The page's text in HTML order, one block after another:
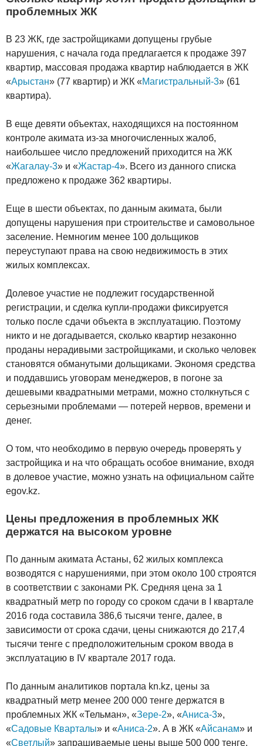
проблемных ЖК
В 23 ЖК, где застройщиками допущены грубые
нарушения, с начала года предлагается к продаже 397
квартир, массовая продажа квартир наблюдается в ЖК
«Арыстан» (77 квартир) и ЖК «Магистральный-3» (61
квартира).
В еще девяти объектах, находящихся на постоянном
контроле акимата из-за многочисленных жалоб,
наибольшее число предложений приходится на ЖК
«Жагалау-3» и «Жастар-4». Всего из данного списка
предложено к продаже 362 квартиры.
Еще в шести объектах, по данным акимата, были
допущены нарушения при строительстве и самовольное
заселение. Немногим менее 100 дольщиков
переуступают права на свою недвижимость в этих
жилых комплексах.
Долевое участие не подлежит государственной
регистрации, и сделка купли-продажи фиксируется
только после сдачи объекта в эксплуатацию. Поэтому
никто и не догадывается, сколько квартир незаконно
проданы нерадивыми застройщиками, и сколько человек
становятся обманутыми дольщиками. Экономя средства
и поддавшись уговорам менеджеров, в погоне за
дешевыми квадратными метрами, можно столкнуться с
серьезными проблемами — потерей нервов, времени и
денег.
О том, что необходимо в первую очередь проверять у
застройщика и на что обращать особое внимание, входя
в долевое участие, можно узнать на официальном сайте
egov.kz.
Цены предложения в проблемных ЖК
держатся на высоком уровне
По данным акимата Астаны, 62 жилых комплекса
возводятся с нарушениями, при этом около 100 строятся
в соответствии с законами РК. Средняя цена за 1
квадратный метр по городу со сроком сдачи в I квартале
2016 года составила 386,6 тысячи тенге, далее, в
зависимости от срока сдачи, цены снижаются до 217,4
тысячи тенге с предположительным сроком ввода в
эксплуатацию в IV квартале 2017 года.
По данным аналитиков портала kn.kz, цены за
квадратный метр менее 200 000 тенге держатся в
проблемных ЖК «Тельман», «Зере-2», «Аниса-3»,
«Садовые Кварталы» и «Аниса-2». А в ЖК «Айсанам» и
«Светлый» запрашиваемые цены выше 500 000 тенге.